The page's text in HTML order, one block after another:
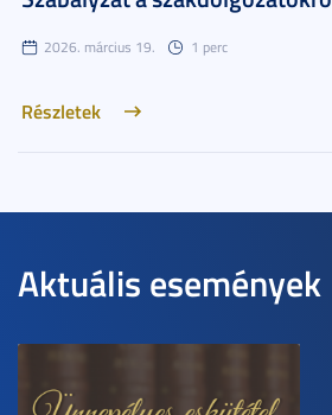
2026. március 19. 1 perc
Részletek
Aktuális események